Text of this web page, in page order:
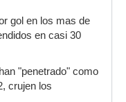
gol en los mas de
en casi 30
"penetrado" como
crujen los